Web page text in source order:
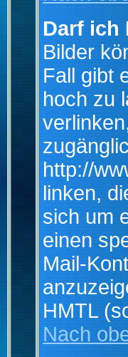
Darf ich
Bilder
Fall gibt
hoch zu
http://
linken,
sich um
einen
Mail-
HMTL
Nach